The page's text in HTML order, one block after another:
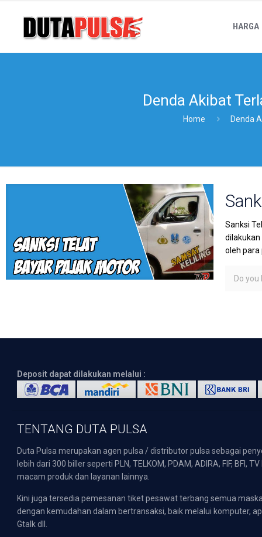
HARGA
Denda Akibat
Home Denda
Sanksi
oleh para
Do you
Deposit dapat dilakukan melalui :
TENTANG DUTA PULSA
Duta Pulsa merupakan agen pulsa / distributor pulsa sebagai
lebih dari 300 biller seperti PLN, TELKOM, PDAM, ADIRA, FIF,
macam produk dan layanan lainnya.
Kini juga tersedia pemesanan tiket pesawat terbang semua
dengan kemudahan dalam bertransaksi, baik melalui komputer,
Gtalk dll.